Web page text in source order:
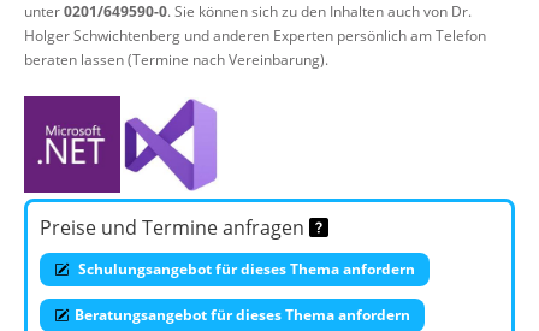
unter0201/649590-0. Sie können sich zu den Inhalten auch von Dr.
Holger Schwichtenberg und anderen Experten persönlich am Telefon
beraten lassen (Termine nach Vereinbarung).
Preise und Termine anfragen
Schulungsangebot für dieses Thema anfordern
Beratungsangebot für dieses Thema anfordern